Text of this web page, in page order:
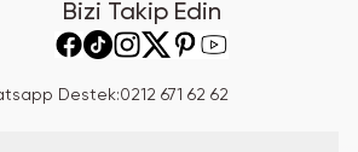
Bizi Takip Edin
Destek:0212 671 62 62